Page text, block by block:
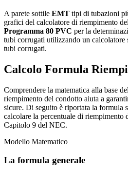
A parete sottile EMT tipi di tubazioni
grafici del calcolatore di riempimento
Programma 80 PVC per la
tubi corrugati utilizzando un calcolatore
tubi corrugati.
Calcolo Formula
Comprendere la matematica alla base
riempimento del condotto aiuta a
sicure. Di seguito è riportata la formula
calcolare la percentuale di riempimento
Capitolo 9 del NEC.
Modello Matematico
La formula generale